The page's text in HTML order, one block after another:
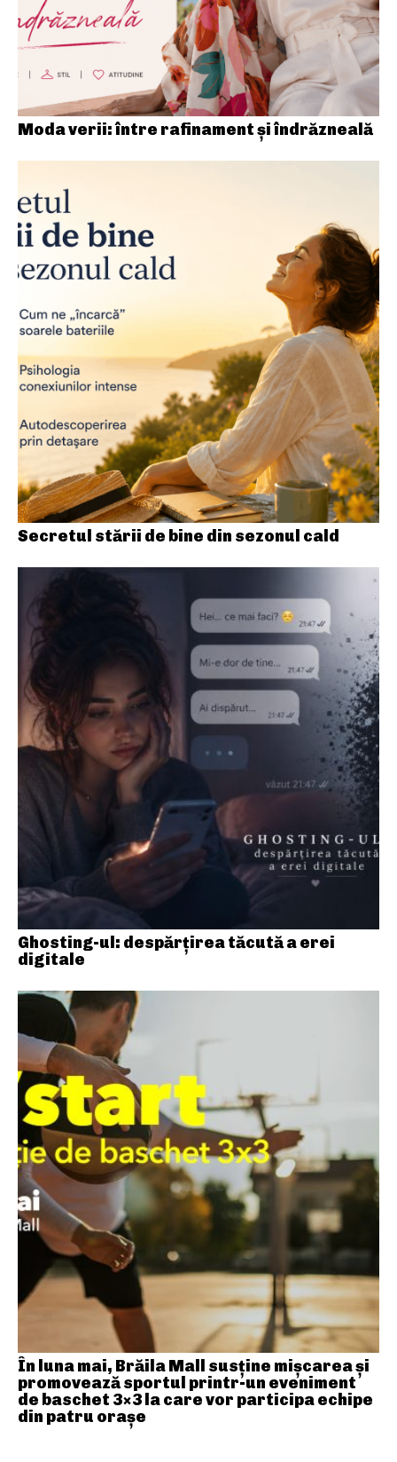
Moda verii: între rafinament și îndrăzneală
Secretul stării de bine din sezonul cald
Ghosting-ul: despărțirea tăcută a erei
digitale
În luna mai, Brăila Mall susține mişcarea și
promovează sportul printr-un eveniment
de baschet 3×3 la care vor participa echipe
din patru orașe